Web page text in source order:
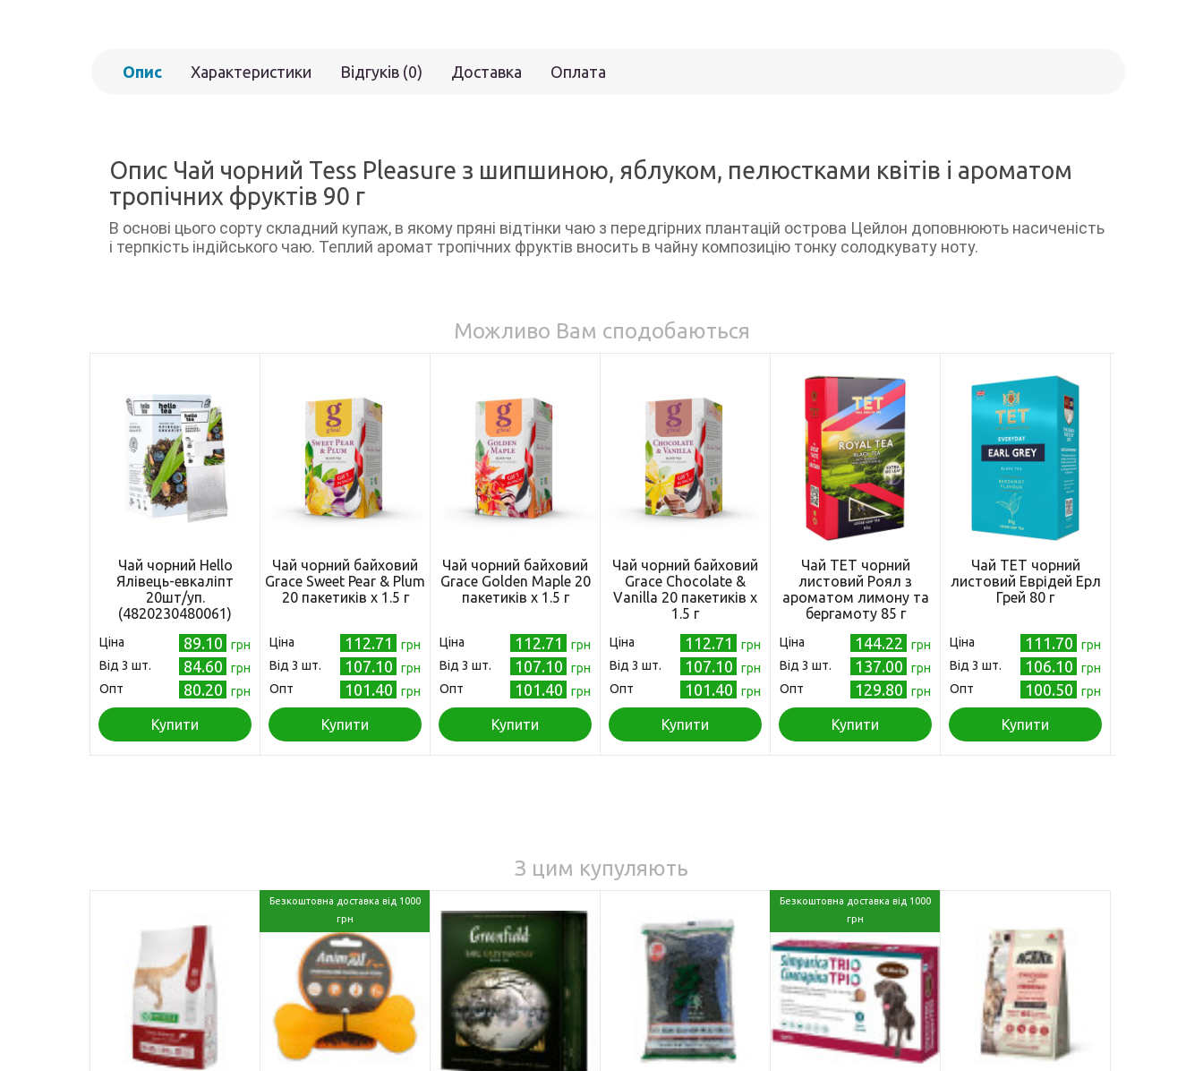
Опис Характеристики Відгуків (0) Доставка Оплата
Опис Чай чорний Tess Рleasure з шипшиною, яблуком, пелюстками квітів і ароматом
тропічних фруктів 90 г
В основі цього сорту складний купаж, в якому пряні відтінки чаю з передгірних плантацій острова Цейлон доповнюють насиченість
і терпкість індійського чаю. Теплий аромат тропічних фруктів вносить в чайну композицію тонку солодкувату ноту.
Можливо Вам сподобаються
Чай чорний Hello
Ялівець-евкаліпт
20шт/уп.
(4820230480061)
Ціна 89.10
грн
Від 3 шт.
84.60
грн
Опт
80.20 грн
Купити
Чай чорний байховий
Grace Sweet Pear & Plum
20 пакетиків х 1.5 г
Ціна 112.71
грн
Від 3 шт.
107.10
грн
Опт
101.40 грн
Купити
Чай чорний байховий
Grace Golden Maple 20
пакетиків х 1.5 г
Ціна 112.71
грн
Від 3 шт.
107.10
грн
Опт
101.40 грн
Купити
Чай чорний байховий
Grace Chocolate &
Vanilla 20 пакетиків х
1.5 г
Ціна 112.71
грн
Від 3 шт.
107.10
грн
Опт
101.40 грн
Купити
Чай ТЕТ чорний
листовий Роял з
ароматом лимону та
бергамоту 85 г
Ціна 144.22
грн
Від 3 шт.
137.00
грн
Опт
129.80 грн
Купити
Чай ТЕТ чорний
листовий Еврідей Ерл
Грей 80 г
Ціна 111.70
грн
Від 3 шт.
106.10
грн
Опт
100.50 грн
Купити
З цим купуляють
Безкоштовна доставка від 1000
грн
Безкоштовна доставка від 1000
грн